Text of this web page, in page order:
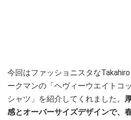
今回はファッショニスタな
ークマンの「ヘヴィーウエイトコ
シャツ」を紹介してくれました。
感とオーバーサイズデザインで、